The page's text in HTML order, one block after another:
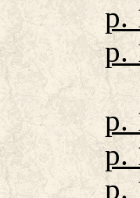
p.
p.
p.
p.
p.